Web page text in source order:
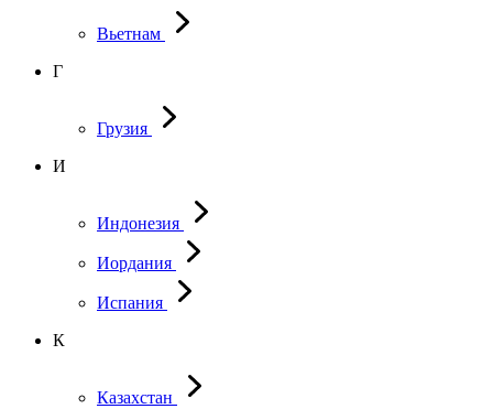
Вьетнам
Г
Грузия
И
Индонезия
Иордания
Испания
К
Казахстан